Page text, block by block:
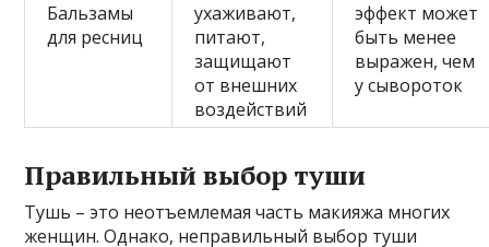
Бальзамы
для ресниц
ухаживают,
питают,
защищают
от внешних
воздействий
эффект может
быть менее
выражен, чем
у сывороток
Правильный выбор туши
Тушь – это неотъемлемая часть макияжа многих
женщин. Однако, неправильный выбор туши